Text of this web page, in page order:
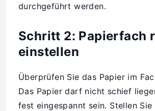
durchgeführt werden.
Schritt 2: Papierfach
einstellen
Überprüfen Sie das Papier im
Das Papier darf nicht schief
fest eingespannt sein. Stellen Sie